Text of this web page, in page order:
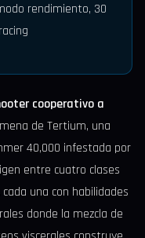
rendimiento, 30
cooperativo a
de Tertium, una
40,000 infestada por
entre cuatro clases
una con habilidades
donde la mezcla de